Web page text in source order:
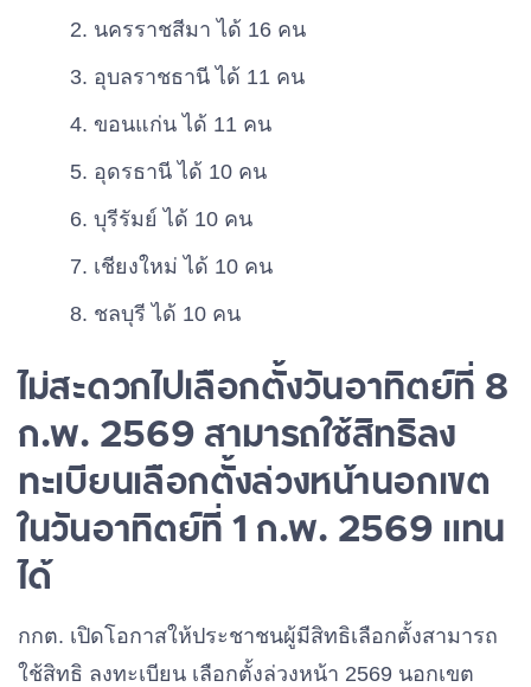
นครราชสีมา ได้ 16 คน
อุบลราชธานี ได้ 11 คน
ขอนแก่น ได้ 11 คน
อุดรธานี ได้ 10 คน
บุรีรัมย์ ได้ 10 คน
เชียงใหม่ ได้ 10 คน
ชลบุรี ได้ 10 คน
ไม่สะดวกไปเลือกตั้งวันอาทิตย์ที่ 8
ก.พ. 2569 สามารถใช้สิทธิลง
ทะเบียนเลือกตั้งล่วงหน้านอกเขต
ในวันอาทิตย์ที่ 1 ก.พ. 2569 แทน
ได้
กกต. เปิดโอกาสให้ประชาชนผู้มีสิทธิเลือกตั้งสามารถ
ใช้สิทธิ ลงทะเบียน เลือกตั้งล่วงหน้า 2569 นอกเขต